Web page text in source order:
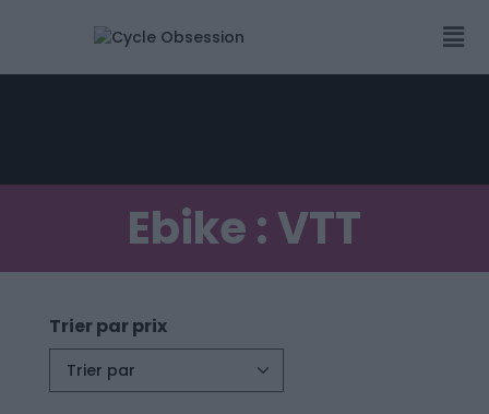
Ebike : VTT
Trier par prix